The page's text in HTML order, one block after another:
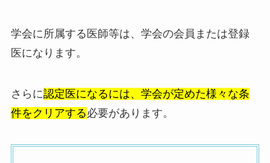
学会に所属する医師等は、学会の会員または登録
医になります。
さらに認定医になるには、学会が定めた様々な条
件をクリアする必要があります。